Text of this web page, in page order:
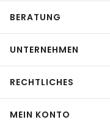
BERATUNG
UNTERNEHMEN
RECHTLICHES
MEIN KONTO